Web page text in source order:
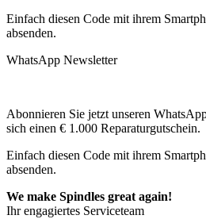
Einfach diesen Code mit ihrem
absenden.
WhatsApp Newsletter
Abonnieren Sie jetzt unseren
sich einen € 1.000 Reparaturgutschein.
Einfach diesen Code mit ihrem
absenden.
We make Spindles great again!
Ihr engagiertes Serviceteam